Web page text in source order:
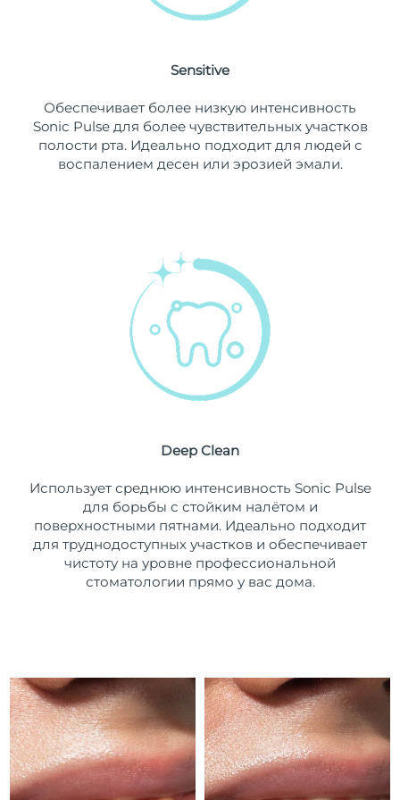
Sensitive
Обеспечивает более низкую интенсивность
Sonic Pulse для более чувствительных участков
полости рта. Идеально подходит для людей с
воспалением десен или эрозией эмали.
Deep Clean
Использует среднюю интенсивность Sonic Pulse
для борьбы с стойким налётом и
поверхностными пятнами. Идеально подходит
для труднодоступных участков и обеспечивает
чистоту на уровне профессиональной
стоматологии прямо у вас дома.
Новая Зеландия
8/9/26
Норвегия
Ожидаемая дата доставки
8/9/26
Ожидаемая дата доставки
Ожидаемая дата доставки
Ожидаемая дата доставки
Катар
8/10/26
Реюньон
Ожидаемая дата доставки
8/14/26
Румыния
Ожидаемая дата доставки
Саудовская Аравия
Ожидаемая дата доставки
8/10/26
Сингапур
Ожидаемая дата доставки
8/11/26
Ожидаемая дата доставки